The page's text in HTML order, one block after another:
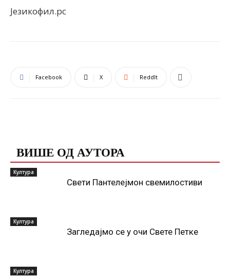
Језикофил.рс
Facebook X ReddIt
ВИШЕ ОД АУТОРА
Култура
Свети Пантелејмон свемилостиви
Култура
Загледајмо се у очи Свете Петке
Култура